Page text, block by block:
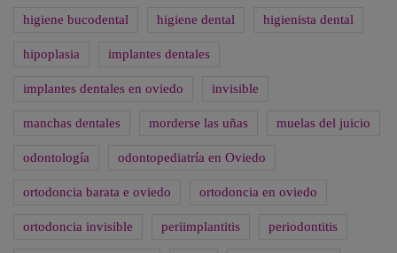
higiene bucodental higiene dental higienista dental
hipoplasia implantes dentales
implantes dentales en oviedo invisible
manchas dentales morderse las uñas muelas del juicio
odontología odontopediatría en Oviedo
ortodoncia barata e oviedo ortodoncia en oviedo
ortodoncia invisible periimplantitis periodontitis